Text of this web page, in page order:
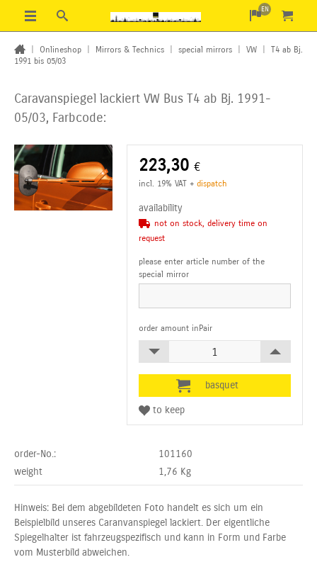
EN
Onlineshop Mirrors & Technics special mirrors VW
T4 ab Bj.
1991 bis 05/03
Caravanspiegel lackiert VW Bus T4 ab Bj. 1991-
05/03, Farbcode:
order-No.:
101160
weight
1,76 Kg
Hinweis: Bei dem abgebildeten Foto handelt es sich um ein
Beispielbild unseres Caranvanspiegel lackiert. Der eigentliche
Spiegelhalter ist fahrzeugspezifisch und kann in Form und Farbe
vom Musterbild abweichen.
223,30 €
incl. 19% VAT +dispatch
availability
not on stock, delivery time on
request
order amount inPair
please enter article number of the
special mirror